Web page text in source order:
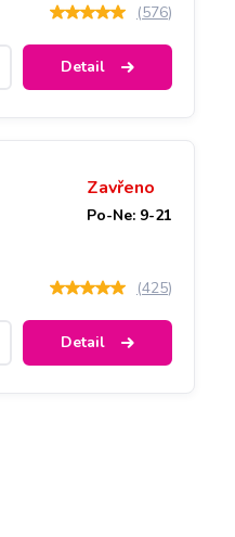
(576)
Detail
Zavřeno
Po-Ne: 9-21
(425)
Detail